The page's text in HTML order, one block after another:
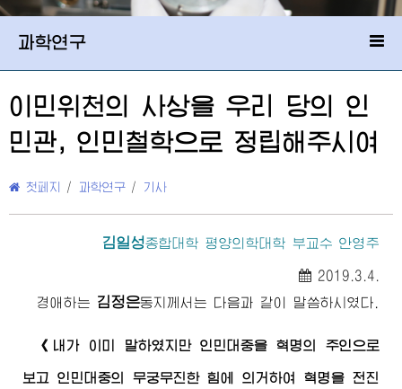
과학연구
이민위천의 사상을 우리 당의 인
민관, 인민철학으로 정립해주시여
첫페지 / 과학연구 / 기사
김일성종합대학 평양의학대학 부교수 안영주
2019.3.4.
경애하는 김정은동지 께서는 다음과 같이 말씀하시였다.
《내가 이미 말하였지만 인민대중을 혁명의 주인으로
보고 인민대중의 무궁무진한 힘에 의거하여 혁명을 전진